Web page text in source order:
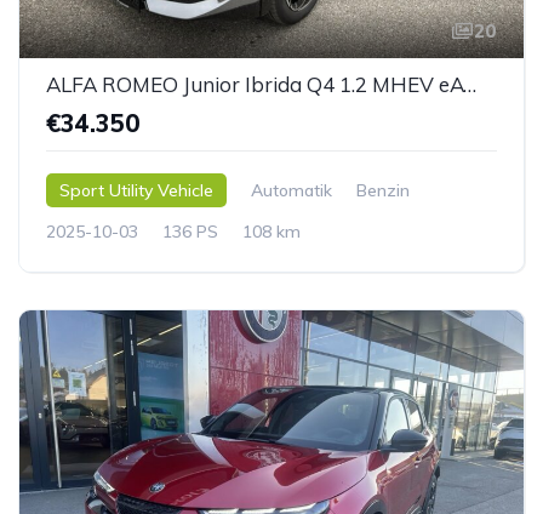
20
ALFA ROMEO Junior Ibrida Q4 1.2 MHEV eAWD e-DCT6
€34.350
Sport Utility Vehicle Automatik
Benzin
2025-10-03
136 PS 108 km